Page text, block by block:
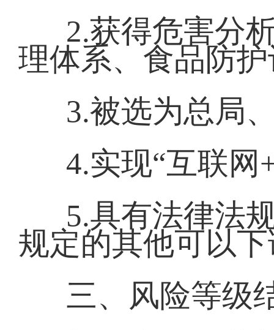
2.获得危害分
理体系、食品防
3.被选为总局
4.实现“互联网
5.具有法律法
规定的其他可以
三、风险等级